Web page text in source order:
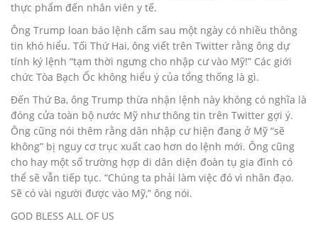
thực phẩm đến nhân viên y tế.
Ông Trump loan báo lệnh cấm sau một ngày có nhiều thông
tin khó hiểu. Tối Thứ Hai, ông viết trên Twitter rằng ông dự
tính ký lệnh “tạm thời ngưng cho nhập cư vào Mỹ!” Các giới
chức Tòa Bạch Ốc không hiểu ý của tổng thống là gì.
Đến Thứ Ba, ông Trump thừa nhận lệnh này không có nghĩa là
đóng cửa toàn bộ nước Mỹ như thông tin trên Twitter gợi ý.
Ông cũng nói thêm rằng dân nhập cư hiện đang ở Mỹ “sẽ
không” bị nguy cơ trục xuất cao hơn do lệnh mới. Ông cũng
cho hay một số trường hợp di dân diện đoàn tụ gia đình có
thể sẽ vẫn tiếp tục. “Chúng ta phải làm việc đó vì nhân đạo.
Sẽ có vài người được vào Mỹ,” ông nói.
GOD BLESS ALL OF US